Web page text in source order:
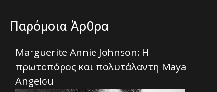
Παρόμοια Άρθρα
Marguerite Annie Johnson: Η
πρωτοπόρος και πολυτάλαντη Maya
Angelou